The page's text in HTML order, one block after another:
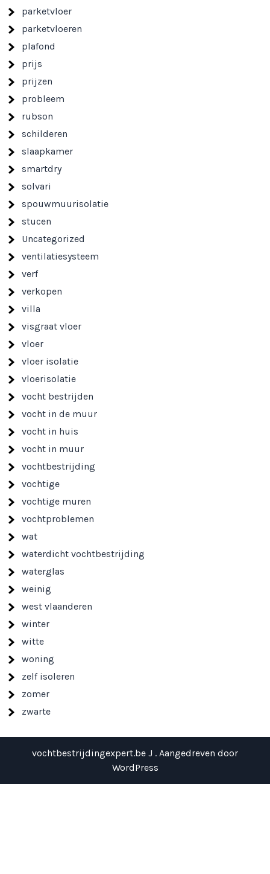
parketvloer
parketvloeren
plafond
prijs
prijzen
probleem
rubson
schilderen
slaapkamer
smartdry
solvari
spouwmuurisolatie
stucen
Uncategorized
ventilatiesysteem
verf
verkopen
villa
visgraat vloer
vloer
vloer isolatie
vloerisolatie
vocht bestrijden
vocht in de muur
vocht in huis
vocht in muur
vochtbestrijding
vochtige
vochtige muren
vochtproblemen
wat
waterdicht vochtbestrijding
waterglas
weinig
west vlaanderen
winter
witte
woning
zelf isoleren
zomer
zwarte
vochtbestrijdingexpert.be J . Aangedreven door
WordPress